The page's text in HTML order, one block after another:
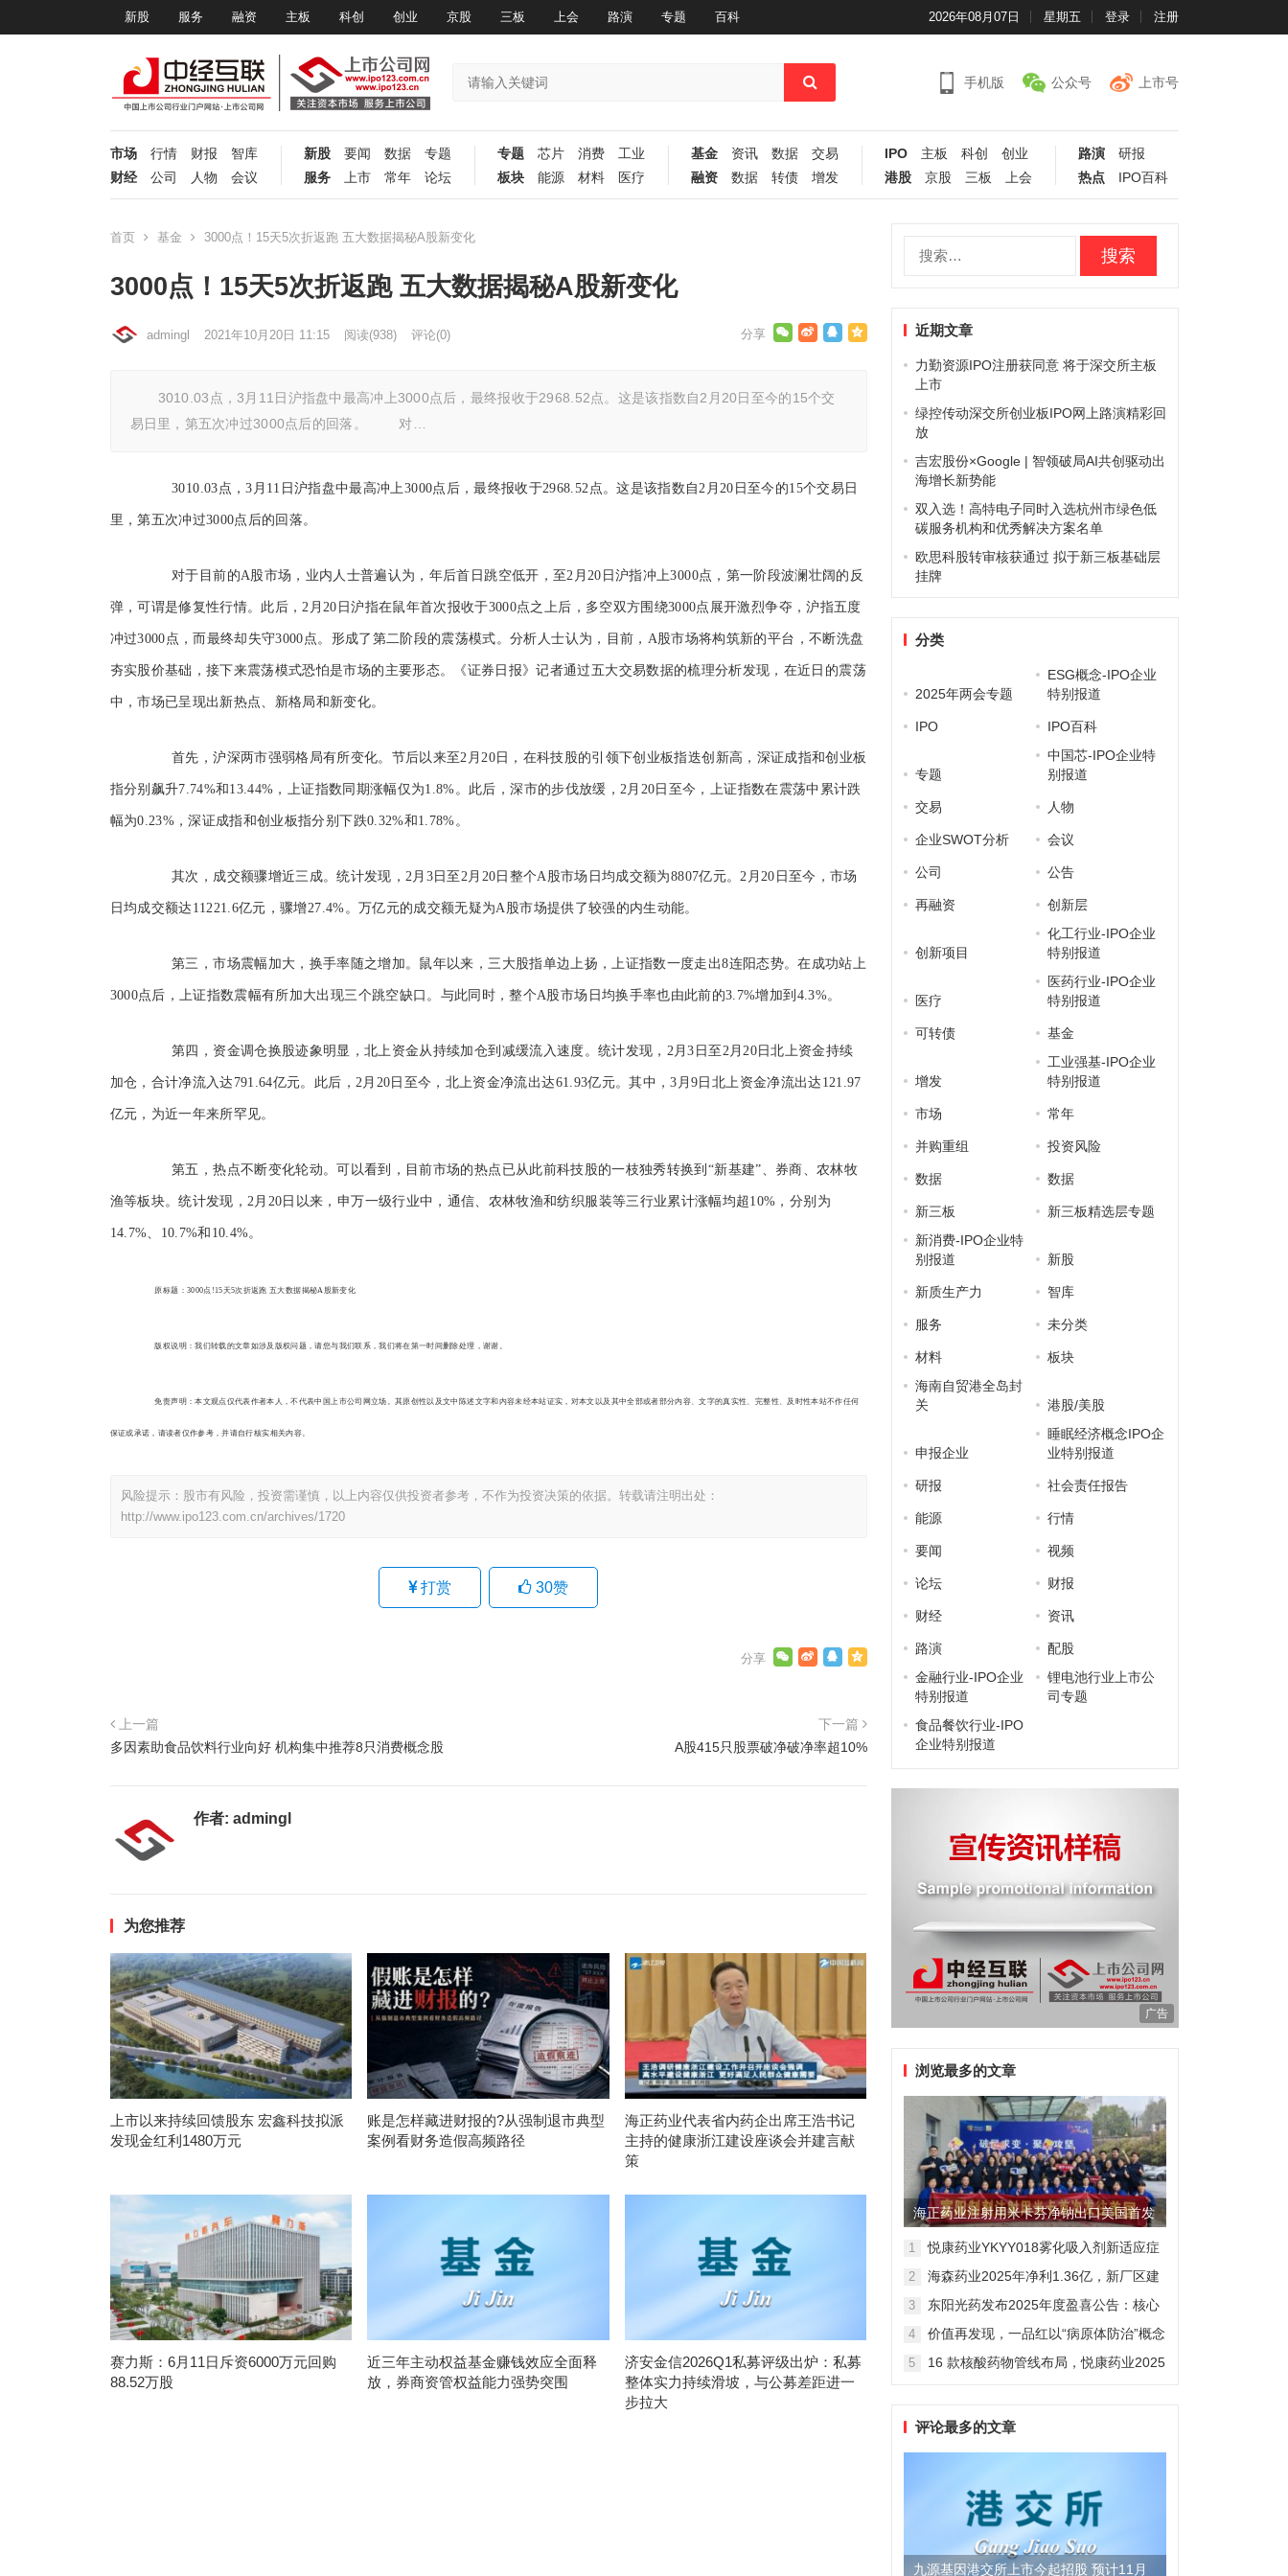
新股 服务 融资 主板 科创 创业 京股 三板 上会 路演 专题 百科 2026年08月07日 星期五 登录 注册
手机版 公众号 上市号
市场 行情 财报
智库
财经
公司 人物 会议
新股 要闻 数据
专题
服务
上市 常年 论坛
专题 芯片 消费
工业
板块
能源 材料 医疗
基金 资讯 数据
交易
融资
数据 转债 增发
IPO 主板 科创
创业
港股
京股 三板 上会
路演
研报
热点
IPO百科
首页 基金 3000点！15天5次折返跑 五大数据揭秘A股新变化
3000点！15天5次折返跑 五大数据揭秘A股新变化
admingl 2021年10月20日 11:15 阅读(938) 评论(0)
3010.03点，3月11日沪指盘中最高冲上3000点后，最终报收于2968.52点。这是该指数自2月20日至今的15个交
易日里，第五次冲过3000点后的回落。 对…
3010.03点，3月11日沪指盘中最高冲上3000点后，最终报收于2968.52点。这是该指数自2月20日至今的15个交易日
里，第五次冲过3000点后的回落。
对于目前的A股市场，业内人士普遍认为，年后首日跳空低开，至2月20日沪指冲上3000点，第一阶段波澜壮阔的反
弹，可谓是修复性行情。此后，2月20日沪指在鼠年首次报收于3000点之上后，多空双方围绕3000点展开激烈争夺，沪指五度
冲过3000点，而最终却失守3000点。形成了第二阶段的震荡模式。分析人士认为，目前，A股市场将构筑新的平台，不断洗盘
夯实股价基础，接下来震荡模式恐怕是市场的主要形态。《证券日报》记者通过五大交易数据的梳理分析发现，在近日的震荡
中，市场已呈现出新热点、新格局和新变化。
首先，沪深两市强弱格局有所变化。节后以来至2月20日，在科技股的引领下创业板指迭创新高，深证成指和创业板
指分别飙升7.74%和13.44%，上证指数同期涨幅仅为1.8%。此后，深市的步伐放缓，2月20日至今，上证指数在震荡中累计跌
幅为0.23%，深证成指和创业板指分别下跌0.32%和1.78%。
其次，成交额骤增近三成。统计发现，2月3日至2月20日整个A股市场日均成交额为8807亿元。2月20日至今，市场
日均成交额达11221.6亿元，骤增27.4%。万亿元的成交额无疑为A股市场提供了较强的内生动能。
第三，市场震幅加大，换手率随之增加。鼠年以来，三大股指单边上扬，上证指数一度走出8连阳态势。在成功站上
3000点后，上证指数震幅有所加大出现三个跳空缺口。与此同时，整个A股市场日均换手率也由此前的3.7%增加到4.3%。
第四，资金调仓换股迹象明显，北上资金从持续加仓到减缓流入速度。统计发现，2月3日至2月20日北上资金持续
加仓，合计净流入达791.64亿元。此后，2月20日至今，北上资金净流出达61.93亿元。其中，3月9日北上资金净流出达121.97
亿元，为近一年来所罕见。
第五，热点不断变化轮动。可以看到，目前市场的热点已从此前科技股的一枝独秀转换到“新基建”、券商、农林牧
渔等板块。统计发现，2月20日以来，申万一级行业中，通信、农林牧渔和纺织服装等三行业累计涨幅均超10%，分别为
14.7%、10.7%和10.4%。
原标题：3000点!15天5次折返跑 五大数据揭秘A股新变化
版权说明：我们转载的文章如涉及版权问题，请您与我们联系，我们将在第一时间删除处理，谢谢。
免责声明：本文观点仅代表作者本人，不代表中国上市公司网立场。其原创性以及文中陈述文字和内容未经本站证实，对本文以及其中全部或者部分内容、文字的真实性、完整性、及时性本站不作任何
保证或承诺，请读者仅作参考，并请自行核实相关内容。
风险提示：股市有风险，投资需谨慎，以上内容仅供投资者参考，不作为投资决策的依据。转载请注明出处：
http://www.ipo123.com.cn/archives/1720
打赏 30赞
上一篇
多因素助食品饮料行业向好 机构集中推荐8只消费概念股
下一篇
A股415只股票破净破净率超10%
作者: admingl
为您推荐
上市以来持续回馈股东 宏鑫科技拟派
发现金红利1480万元
账是怎样藏进财报的?从强制退市典型
案例看财务造假高频路径
海正药业代表省内药企出席王浩书记
主持的健康浙江建设座谈会并建言献
策
赛力斯：6月11日斥资6000万元回购
88.52万股
近三年主动权益基金赚钱效应全面释
放，券商资管权益能力强势突围
济安金信2026Q1私募评级出炉：私募
整体实力持续滑坡，与公募差距进一
步拉大
近期文章
力勤资源IPO注册获同意 将于深交所主板
上市
绿控传动深交所创业板IPO网上路演精彩回
放
吉宏股份×Google | 智领破局AI共创驱动出
海增长新势能
双入选！高特电子同时入选杭州市绿色低
碳服务机构和优秀解决方案名单
欧思科股转审核获通过 拟于新三板基础层
挂牌
分类
2025年两会专题
ESG概念-IPO企业
特别报道
IPO IPO百科
专题
中国芯-IPO企业特
别报道
交易 人物
企业SWOT分析 会议
公司 公告
再融资 创新层
创新项目
化工行业-IPO企业
特别报道
医疗
医药行业-IPO企业
特别报道
可转债 基金
增发
工业强基-IPO企业
特别报道
市场 常年
并购重组 投资风险
数据 数据
新三板
新三板精选层专题
新消费-IPO企业特
别报道
新股
新质生产力 智库
服务 未分类
材料
板块
海南自贸港全岛封
关
港股/美股
申报企业
睡眠经济概念IPO企
业特别报道
研报 社会责任报告
能源 行情
要闻 视频
论坛 财报
财经 资讯
路演
配股
金融行业-IPO企业
特别报道
锂电池行业上市公
司专题
食品餐饮行业-IPO
企业特别报道
广告
浏览最多的文章
海正药业注射用米卡芬净钠出口美国首发
制剂全球化迈出关键一步
1
悦康药业YKYY018雾化吸入剂新适应症
感染防治
2
海森药业2025年净利1.36亿，新厂区建
3
东阳光药发布2025年度盈喜公告：核心
维度
4
价值再发现，一品红以“病原体防治”概念
5
16 款核酸药物管线布局，悦康药业2025
评论最多的文章
九源基因港交所上市今起招股 预计11月